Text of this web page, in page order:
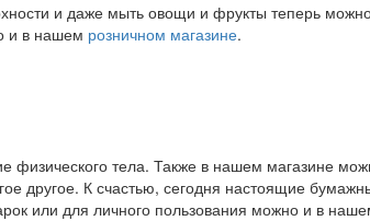
и даже мыть овощи и фрукты теперь
и в нашем розничном магазине.
физического тела. Также в нашем магазине
другое. К счастью, сегодня настоящие
или для личного пользования можно и в